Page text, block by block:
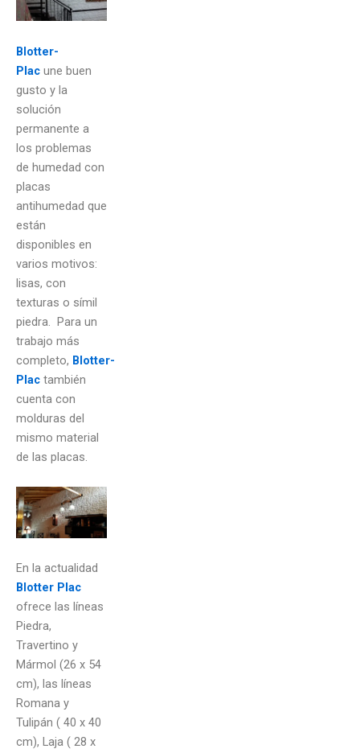
Blotter-
Plac une buen
gusto y la
solución
permanente a
los problemas
de humedad con
placas
antihumedad que
están
disponibles en
varios motivos:
lisas, con
texturas o símil
piedra. Para un
trabajo más
completo, Blotter-
Plac también
cuenta con
molduras del
mismo material
de las placas.
En la actualidad
Blotter Plac
ofrece las líneas
Piedra,
Travertino y
Mármol (26 x 54
cm), las líneas
Romana y
Tulipán ( 40 x 40
cm), Laja ( 28 x